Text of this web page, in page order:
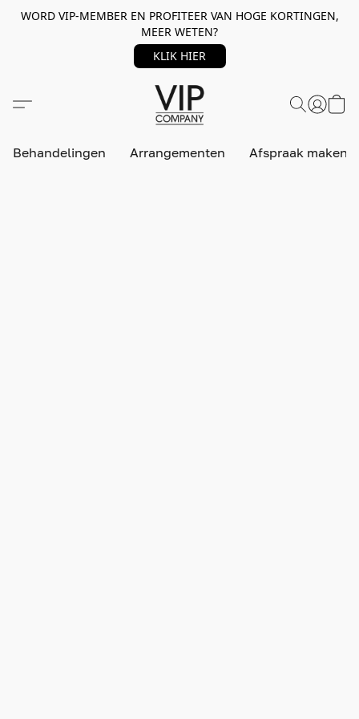
WORD VIP-MEMBER EN PROFITEER VAN HOGE KORTINGEN,
MEER WETEN?
KLIK HIER
Behandelingen Arrangementen Afspraak maken